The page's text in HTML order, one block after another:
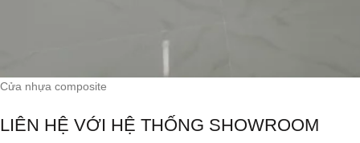
Cửa nhựa composite
LIÊN HỆ VỚI HỆ THỐNG SHOWROOM